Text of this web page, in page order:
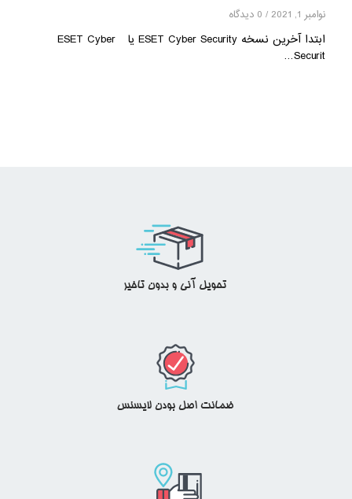
نوامبر 1, 2021 / 0 دیدگاه
ابتدا آخرین نسخه ESET Cyber ​​Security یا ESET Cyber ​​
Securit…